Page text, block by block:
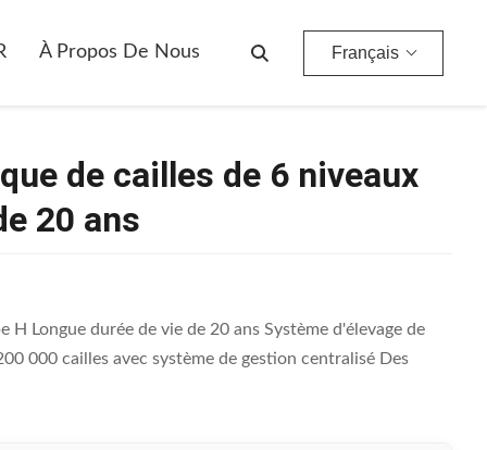
À Propos De Nous Français
de cailles de 6 niveaux
20 ans
Longue durée de vie de 20 ans Système d'élevage de
000 cailles avec système de gestion centralisé Des